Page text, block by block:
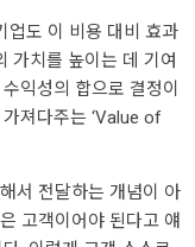
업도 이 비용 대비 효과
가치를 높이는 데 기여
익성의 합으로 결정이
져다주는 ‘Value of
서 전달하는 개념이 아
고객이어야 된다고 얘